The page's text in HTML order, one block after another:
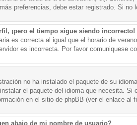
preferencias, debe estar registrado. Si no
¡pero el tiempo sigue siendo incorrecto!
es correcta al igual que el horario de
es incorrecta. Por favor comuniquese
no ha instalado el paquete de su
el paquete del idioma que necesita.
en el sitio de phpBB (ver el enlace al
abajo de mi nombre de usuario?